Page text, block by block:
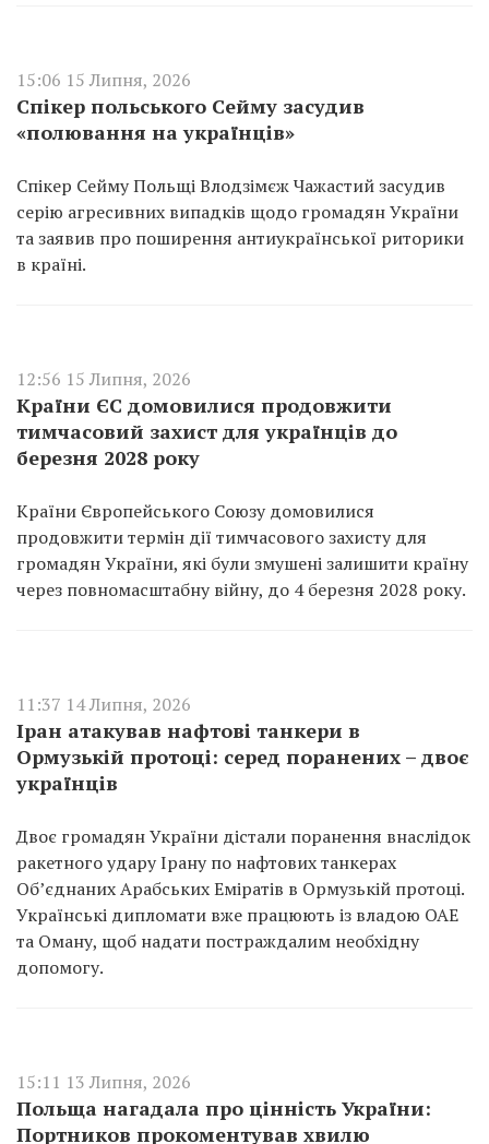
15:06 15 Липня, 2026
Спікер польського Сейму засудив
«полювання на українців»
Спікер Сейму Польщі Влодзімєж Чажастий засудив
серію агресивних випадків щодо громадян України
та заявив про поширення антиукраїнської риторики
в країні.
12:56 15 Липня, 2026
Країни ЄС домовилися продовжити
тимчасовий захист для українців до
березня 2028 року
Країни Європейського Союзу домовилися
продовжити термін дії тимчасового захисту для
громадян України, які були змушені залишити країну
через повномасштабну війну, до 4 березня 2028 року.
11:37 14 Липня, 2026
Іран атакував нафтові танкери в
Ормузькій протоці: серед поранених – двоє
українців
Двоє громадян України дістали поранення внаслідок
ракетного удару Ірану по нафтових танкерах
Об’єднаних Арабських Еміратів в Ормузькій протоці.
Українські дипломати вже працюють із владою ОАЕ
та Оману, щоб надати постраждалим необхідну
допомогу.
15:11 13 Липня, 2026
Польща нагадала про цінність України:
Портников прокоментував хвилю